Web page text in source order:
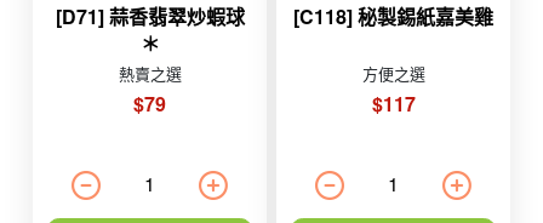
[D71] 蒜香翡翠炒蝦球
＊
熱賣之選
$79
[C118] 秘製錫紙嘉美雞
方便之選
$117